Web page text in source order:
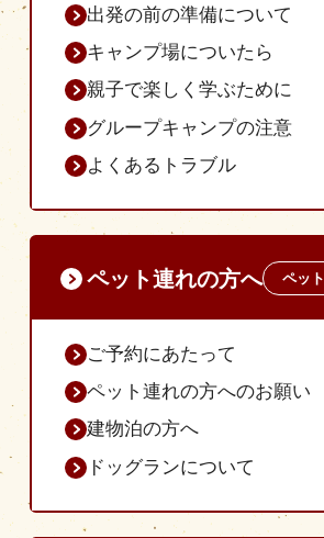
出発の前の準備について
キャンプ場についたら
親子で楽しく学ぶために
グループキャンプの注意
よくあるトラブル
ペット連れの方へ ペット
ご予約にあたって
ペット連れの方へのお願い
建物泊の方へ
ドッグランについて